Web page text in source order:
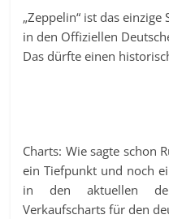
„Zeppelin“ ist das
in den Offiziellen
Das dürfte einen
Charts: Wie sagte schon
ein Tiefpunkt und noch
in den aktuellen
Verkaufscharts für den